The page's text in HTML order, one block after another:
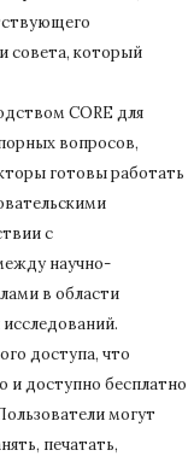
совета, который
CORE для
вопросов,
готовыработать
с
научно-
в области
доступа, что
и доступно бесплатно
могут
печатать,